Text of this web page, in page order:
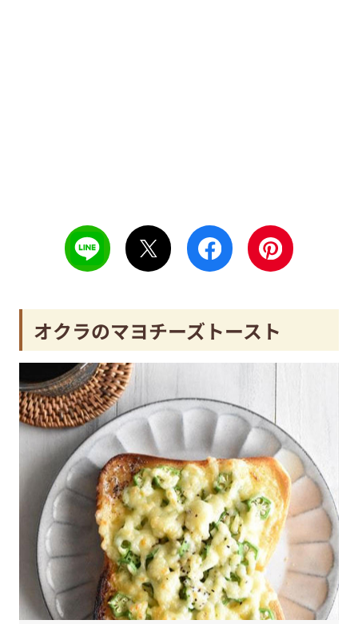
オクラのマヨチーズトースト